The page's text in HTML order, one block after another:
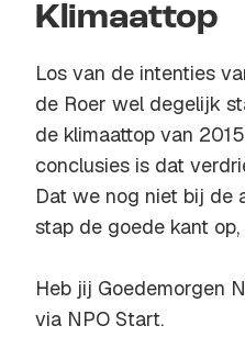
Klimaattop
Los van de intenties
de Roer wel degelijk
de klimaattop van
conclusies is dat
Dat we nog niet bij de
stap de goede kant
Heb jij Goedemorgen
via NPO Start.